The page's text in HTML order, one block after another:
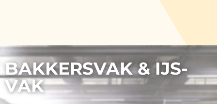
BAKKERSVAK & IJS-
VAK